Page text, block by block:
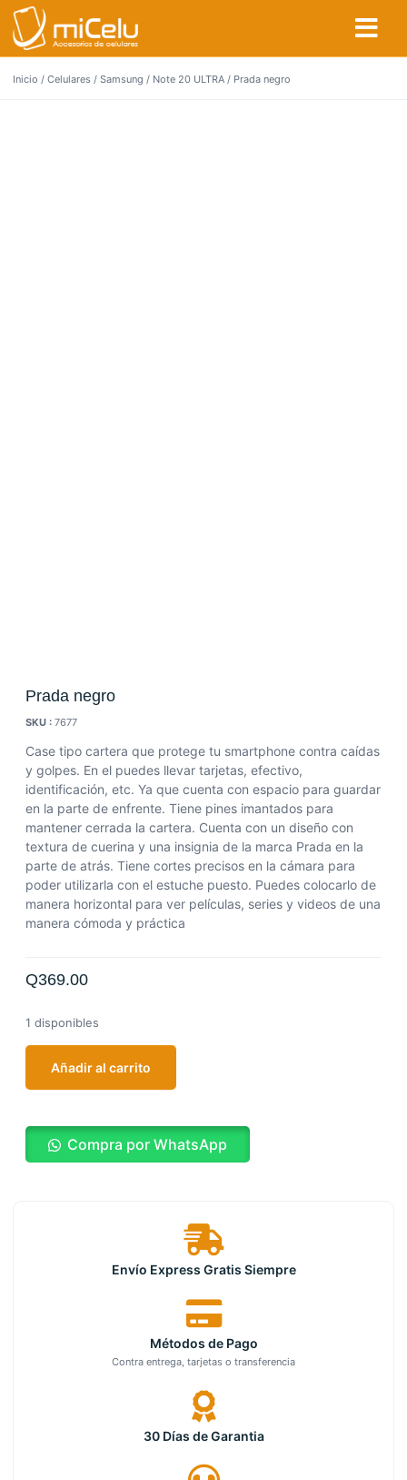
Inicio / Celulares / Samsung / Note 20 ULTRA / Prada negro
Prada negro
SKU : 7677
Case tipo cartera que protege tu smartphone contra caídas
y golpes. En el puedes llevar tarjetas, efectivo,
identificación, etc. Ya que cuenta con espacio para guardar
en la parte de enfrente. Tiene pines imantados para
mantener cerrada la cartera. Cuenta con un diseño con
textura de cuerina y una insignia de la marca Prada en la
parte de atrás. Tiene cortes precisos en la cámara para
poder utilizarla con el estuche puesto. Puedes colocarlo de
manera horizontal para ver películas, series y videos de una
manera cómoda y práctica
Q369.00
1 disponibles
Añadir al carrito
Compra por WhatsApp
Envío Express Gratis Siempre
Métodos de Pago
Contra entrega, tarjetas o transferencia
30 Días de Garantia